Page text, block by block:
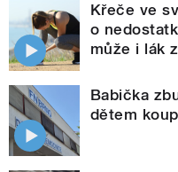
Křeče ve
o
může i lák
Babička
dětem